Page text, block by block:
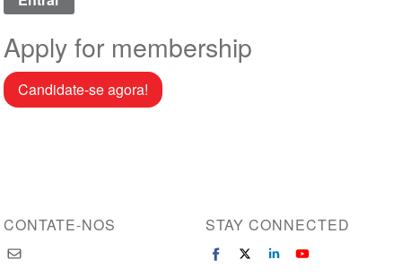
Apply for membership
Candidate-se agora!
CONTATE-NOS STAY CONNECTED